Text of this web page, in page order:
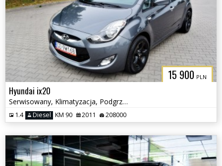
15 900 PLN
Hyundai ix20
Serwisowany, Klimatyzacja, Podgrzewane fotele
1.4 Diesel KM 90 2011 208000